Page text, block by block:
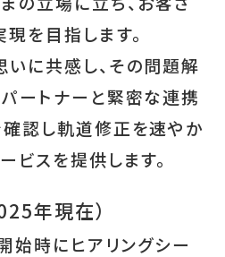
を目指します。
に共感し、その問題解
ートナーと緊密な連携
認し軌道修正を速やか
ビスを提供します。
年現在）
始時にヒアリングシー